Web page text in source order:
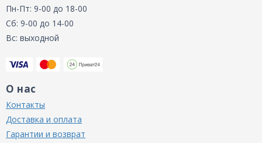
Пн-Пт: 9-00 до 18-00
Сб: 9-00 до 14-00
Вс: выходной
О нас
Контакты
Доставка и оплата
Гарантии и возврат